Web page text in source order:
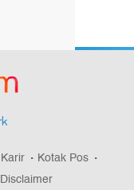
Karir
Kotak Pos
Disclaimer